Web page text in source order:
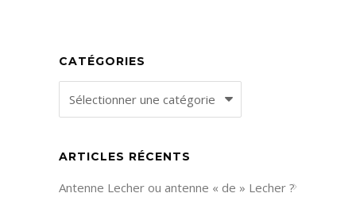
CATÉGORIES
Catégories
ARTICLES RÉCENTS
Antenne Lecher ou antenne « de » Lecher ?